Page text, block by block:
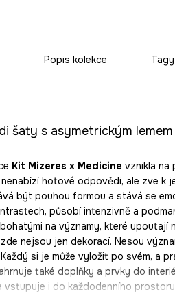
Popis kolekce Tagy
šaty s asymetrickým
Kit Mizeres x Medicine vznikla na
hotové odpovědi, ale zve k
být pouhou formou a stává se
působí intenzivně a
na významy, které upoutají
nejsou jen dekorací. Nesou
si je může vyložit po svém, a
také doplňky a prvky do
vstupuje i do každodenního